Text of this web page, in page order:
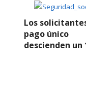
Los
pago único
descienden un